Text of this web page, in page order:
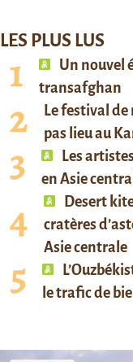
LES PLUS LUS
Un nouvel
transafghan
Le festival de
pas lieu au
Les
en Asie
Desert
cratères
Asie centrale
le trafic de